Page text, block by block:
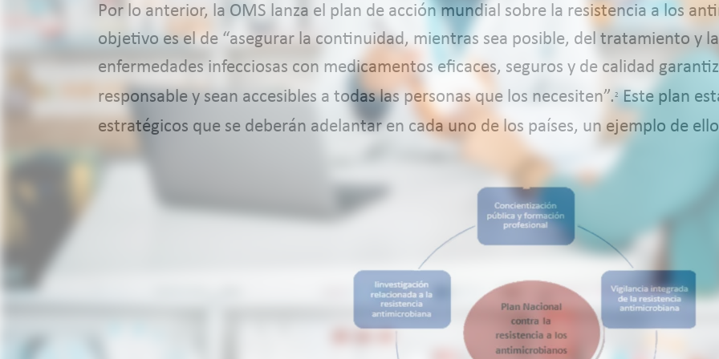
Por lo anterior, la OMS lanza el plan de acción mundial sobre la resistencia a los
objetivo es el de “asegurar la continuidad, mientras sea posible, del tratamiento y
enfermedades infecciosas con medicamentos eficaces, seguros y de calidad
responsable y sean accesibles a todas las personas que los necesiten”. 2 Este plan
estratégicos que se deberán adelantar en cada uno de los países, un ejemplo de